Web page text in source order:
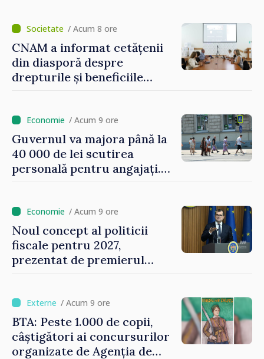
/ Acum 8 ore
CNAM a informat cetățenii
din diasporă despre
drepturile și beneficiile
/ Acum 9 ore
Guvernul va majora până la
40 000 de lei scutirea
personală pentru angajați.
oamenilor”/ Acum 9 ore
Noul concept al politicii
fiscale pentru 2027,
prezentat de premierul
investițiile, taxăm viciile și
echilibrăm taxarea
consumului”
/ Acum 9 ore
BTA: Peste 1.000 de copii,
câștigători ai concursurilor
organizate de Agenția de